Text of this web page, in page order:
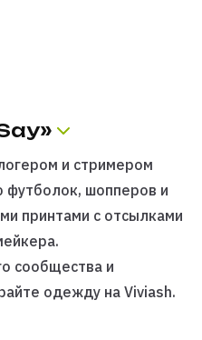
и стримером
футболок, шопперов и
принтами с отсылками
сообщества и
одежду на Viviash.